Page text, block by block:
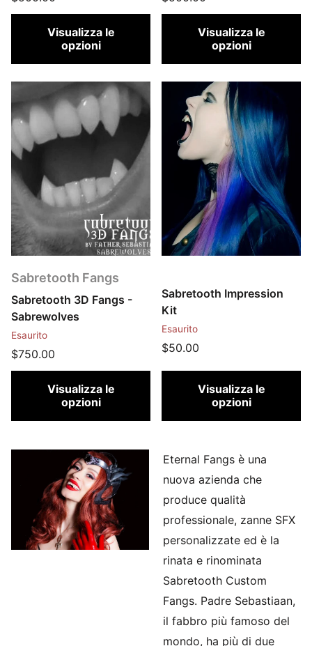
Visualizza le
opzioni
Visualizza le
opzioni
Sabretooth Fangs
Sabretooth 3D Fangs -
Sabrewolves
Esaurito
$750.00
Visualizza le
opzioni
Sabretooth Impression
Kit
Esaurito
$50.00
Visualizza le
opzioni
Eternal Fangs è una
nuova azienda che
produce qualità
professionale, zanne SFX
personalizzate ed è la
rinata e rinominata
Sabretooth Custom
Fangs. Padre Sebastiaan,
il fabbro più famoso del
mondo, ha più di due